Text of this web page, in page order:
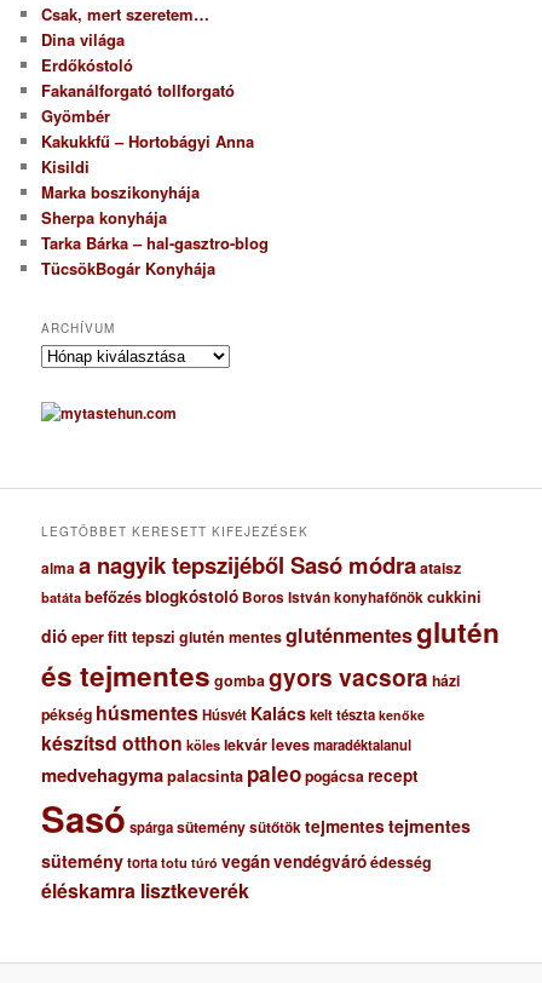
Csak, mert szeretem…
Dina világa
Erdőkóstoló
Fakanálforgató tollforgató
Gyömbér
Kakukkfű – Hortobágyi Anna
Kisildi
Marka boszikonyhája
Sherpa konyhája
Tarka Bárka – hal-gasztro-blog
TücsökBogár Konyhája
ARCHÍVUM
A
c
h
u
LEGTÖBBET KERESETT KIFEJEZÉSEK
almaa nagyik tepszijéből Sasó módraataisz
batáta befőzésblogkóstoló Boros István konyhafőnökcukkini
dió eperfitt tepszi glutén mentesgluténmentesglutén
és tejmentes gombagyors vacsora házi
pékség húsmentesHúsvét Kalácskelt tészta kenőke
készítsd otthon köles lekvárlevesmaradéktalanul
medvehagymapalacsinta paleopogácsarecept
Sasó spárgasüteménysütőtöktejmentestejmentes
süteménytorta totu túró vegánvendégváróédesség
éléskamra lisztkeverék